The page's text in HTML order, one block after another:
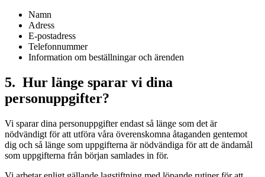
Namn
Adress
E-postadress
Telefonnummer
Information om beställningar och ärenden
5. Hur länge sparar vi dina
personuppgifter?
Vi sparar dina personuppgifter endast så länge som det är
nödvändigt för att utföra våra överenskomna åtaganden gentemot
dig och så länge som uppgifterna är nödvändiga för att de ändamål
som uppgifterna från början samlades in för.